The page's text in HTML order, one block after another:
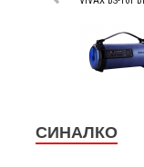
СИНАЛКО